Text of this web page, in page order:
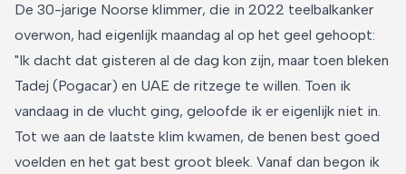
De 30-jarige Noorse klimmer, die in 2022 teelbalkanker
overwon, had eigenlijk maandag al op het geel gehoopt:
"Ik dacht dat gisteren al de dag kon zijn, maar toen bleken
Tadej (Pogacar) en UAE de ritzege te willen. Toen ik
vandaag in de vlucht ging, geloofde ik er eigenlijk niet in.
Tot we aan de laatste klim kwamen, de benen best goed
voelden en het gat best groot bleek. Vanaf dan begon ik